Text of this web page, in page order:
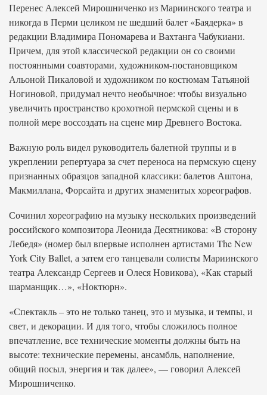
Перенес Алексей Мирошниченко из Мариинского театра и
никогда в Перми целиком не шедший балет «Баядерка» в
редакции Владимира Пономарева и Вахтанга Чабукиани.
Причем, для этой классической редакции он со своими
постоянными соавторами, художником-постановщиком
Альоной Пикаловой и художником по костюмам Татьяной
Ногиновой, придумал нечто необычное: чтобы визуально
увеличить пространство крохотной пермской сцены и в
полной мере воссоздать на сцене мир Древнего Востока.
Важную роль видел руководитель балетной труппы и в
укреплении репертуара за счет переноса на пермскую сцену
признанных образцов западной классики: балетов Аштона,
Макмиллана, Форсайта и других знаменитых хореографов.
Сочинил хореографию на музыку нескольких произведений
российского композитора Леонида Десятникова: «В сторону
Лебедя» (номер был впервые исполнен артистами The New
York City Ballet, а затем его танцевали солисты Мариинского
театра Александр Сергеев и Олеся Новикова), «Как старый
шарманщик…», «Ноктюрн».
«Спектакль – это не только танец, это и музыка, и темпы, и
свет, и декорации. И для того, чтобы сложилось полное
впечатление, все технические моменты должны быть на
высоте: технические перемены, ансамбль, наполнение,
общий посыл, энергия и так далее», — говорил Алексей
Мирошниченко.